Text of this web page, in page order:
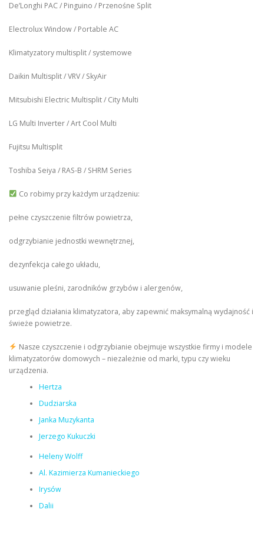
De’Longhi PAC / Pinguino / Przenośne Split
Electrolux Window / Portable AC
Klimatyzatory multisplit / systemowe
Daikin Multisplit / VRV / SkyAir
Mitsubishi Electric Multisplit / City Multi
LG Multi Inverter / Art Cool Multi
Fujitsu Multisplit
Toshiba Seiya / RAS-B / SHRM Series
Co robimy przy każdym urządzeniu:
pełne czyszczenie filtrów powietrza,
odgrzybianie jednostki wewnętrznej,
dezynfekcja całego układu,
usuwanie pleśni, zarodników grzybów i alergenów,
przegląd działania klimatyzatora, aby zapewnić maksymalną wydajność i
świeże powietrze.
Nasze czyszczenie i odgrzybianie obejmuje wszystkie firmy i modele
klimatyzatorów domowych – niezależnie od marki, typu czy wieku
urządzenia.
Hertza
Dudziarska
Janka Muzykanta
Jerzego Kukuczki
Heleny Wolff
Al. Kazimierza Kumanieckiego
Irysów
Dalii